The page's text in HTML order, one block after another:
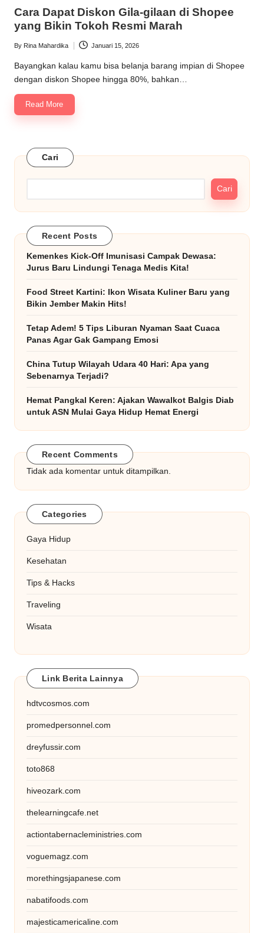
Cara Dapat Diskon Gila-gilaan di Shopee
yang Bikin Tokoh Resmi Marah
Posted
by
By Rina Mahardika Januari 15, 2026
Bayangkan kalau kamu bisa belanja barang impian di Shopee
dengan diskon Shopee hingga 80%, bahkan…
Read More
Cari
Cari
Recent Posts
Kemenkes Kick-Off Imunisasi Campak Dewasa:
Jurus Baru Lindungi Tenaga Medis Kita!
Food Street Kartini: Ikon Wisata Kuliner Baru yang
Bikin Jember Makin Hits!
Tetap Adem! 5 Tips Liburan Nyaman Saat Cuaca
Panas Agar Gak Gampang Emosi
China Tutup Wilayah Udara 40 Hari: Apa yang
Sebenarnya Terjadi?
Hemat Pangkal Keren: Ajakan Wawalkot Balgis Diab
untuk ASN Mulai Gaya Hidup Hemat Energi
Recent Comments
Tidak ada komentar untuk ditampilkan.
Categories
Gaya Hidup
Kesehatan
Tips & Hacks
Traveling
Wisata
Link Berita Lainnya
hdtvcosmos.com
promedpersonnel.com
dreyfussir.com
toto868
hiveozark.com
thelearningcafe.net
actiontabernacleministries.com
voguemagz.com
morethingsjapanese.com
nabatifoods.com
majesticamericaline.com